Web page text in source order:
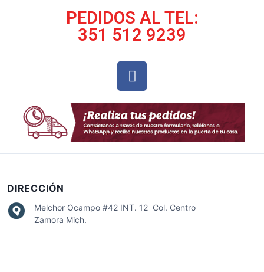
PEDIDOS AL TEL:
351 512 9239
DIRECCIÓN
Melchor Ocampo #42 INT. 12 Col. Centro
Zamora Mich.